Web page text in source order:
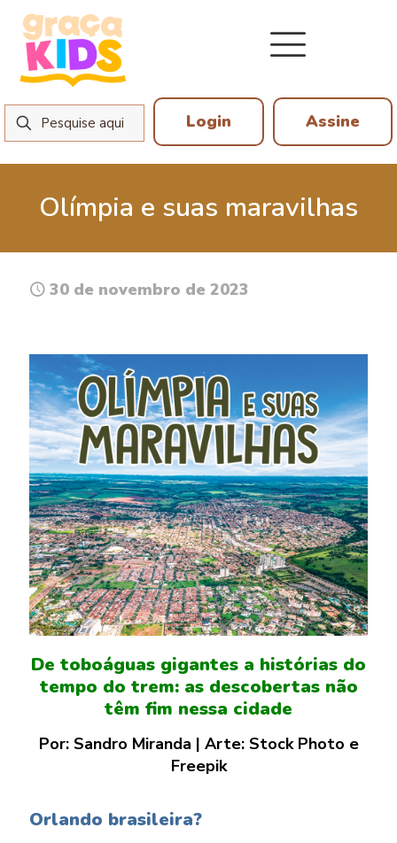
Login Assine
Olímpia e suas maravilhas
30 de novembro de 2023
De toboáguas gigantes a histórias do
tempo do trem: as descobertas não
têm fim nessa cidade
Por: Sandro Miranda | Arte: Stock Photo e
Freepik
Orlando brasileira?